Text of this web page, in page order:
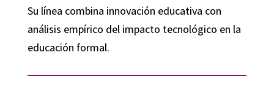
Su línea combina innovación educativa con
análisis empírico del impacto tecnológico en la
educación formal.